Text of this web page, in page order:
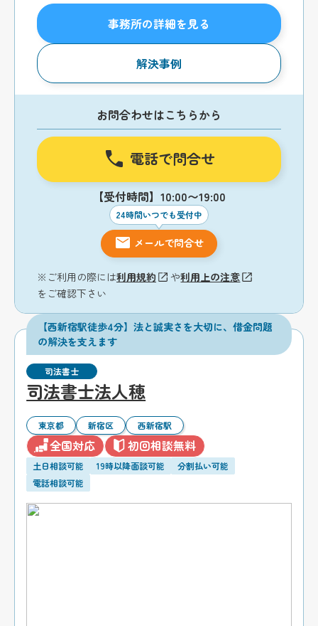
事務所の詳細を見る
解決事例
お問合わせはこちらから
電話で問合せ
【受付時間】10:00〜19:00
24時間いつでも受付中
メールで問合せ
※ご利用の際には利用規約 や利用上の注意
をご確認下さい
【西新宿駅徒歩4分】法と誠実さを大切に、借金問題
の解決を支えます
司法書士
司法書士法人穂
東京都 新宿区 西新宿駅
全国対応 初回相談無料
土日相談可能 19時以降面談可能
分割払い可能
電話相談可能